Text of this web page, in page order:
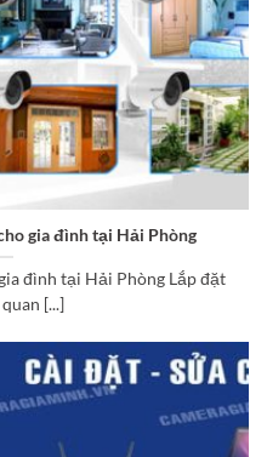
gia đình tại Hải Phòng
đình tại Hải Phòng Lắp đặt
[...]